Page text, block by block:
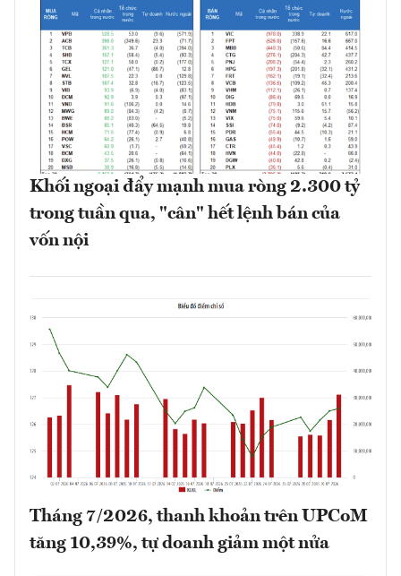
Khối ngoại đẩy mạnh mua ròng 2.300 tỷ
trong tuần qua, "cân" hết lệnh bán của
vốn nội
Tháng 7/2026, thanh khoản trên UPCoM
tăng 10,39%, tự doanh giảm một nửa